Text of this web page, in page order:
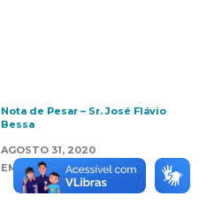
Nota de Pesar – Sr. José Flávio
Bessa
AGOSTO 31, 2020
EM "DESTAQUES"